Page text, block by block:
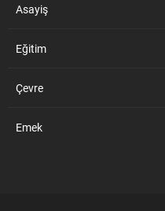
Asayiş
Eğitim
Çevre
Emek